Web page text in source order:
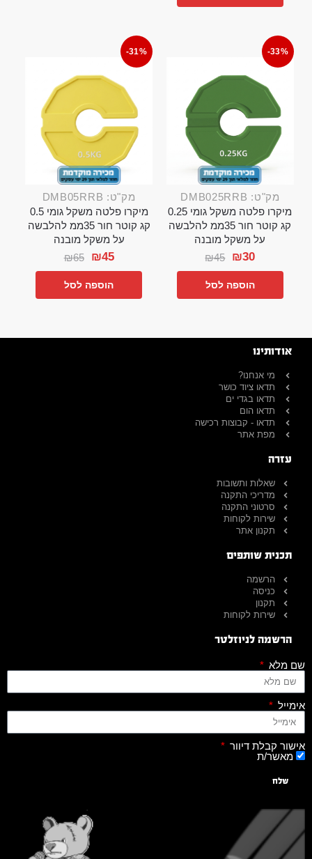
-33%
מק"ט: DMB025RRB
מיקרו פלטה משקל גומי 0.25
קג קוטר חור 35ממ להלבשה
על משקל מובנה
₪45 ₪30
הוספה לסל
-31%
מק"ט: DMB05RRB
מיקרו פלטה משקל גומי 0.5
קג קוטר חור 35ממ להלבשה
על משקל מובנה
₪65 ₪45
הוספה לסל
אודותינו
מי אנחנו?
תדאו ציוד כושר
תדאו בגדי ים
תדאו הום
תדאו - קבוצות רכישה
מפת אתר
עזרה
שאלות ותשובות
מדריכי התקנה
סרטוני התקנה
שירות לקוחות
תקנון אתר
תכנית שותפים
הרשמה
כניסה
תקנון
שירות לקוחות
הרשמה לניוזלטר
שם מלא
אימייל
אישור קבלת דיוור
מאשר/ת
שלח